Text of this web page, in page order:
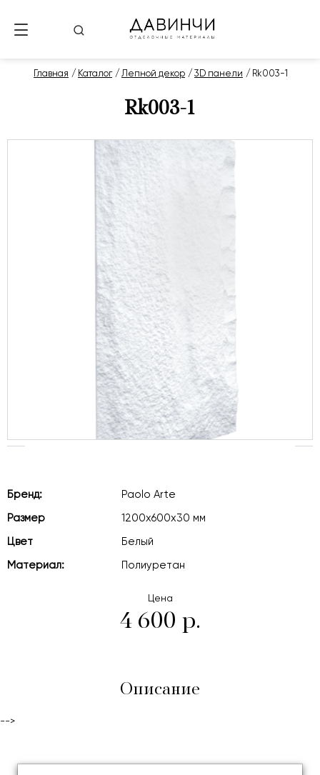
Главная Каталог Лепной декор 3D панели Rk003-1
Rk003-1
Бренд:
Paolo Arte
Размер
1200x600x30 мм
Цвет
Белый
Материал:
Полиуретан
Цена
4 600 р.
Описание
-->